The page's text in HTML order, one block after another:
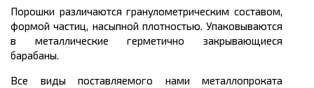
Порошки различаются гранулометрическим составом,
формой частиц, насыпной плотностью. Упаковываются
в металлические герметично закрывающиеся
барабаны.
Все виды поставляемого нами металлопроката